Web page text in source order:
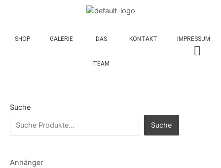
SHOP GALERIE DAS
TEAM
KONTAKT IMPRESSUM
Suche
Suche
Anhänger